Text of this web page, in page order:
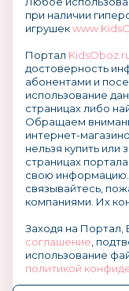
при наличии
игрушек
Портал
достоверность
абонентами и
использование
страницах либо
Обращаем
интернет-
нельзя купить или
страницах
свою
связывайтесь,
компаниями. Их
Заходя на Портал,
соглашение ,
использование
политикой